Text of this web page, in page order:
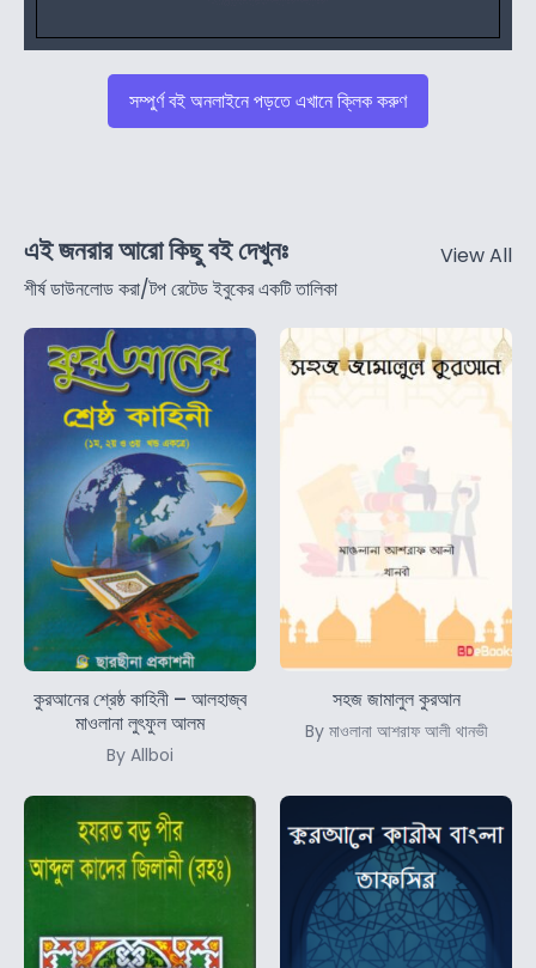
সম্পুর্ণ বই অনলাইনে পড়তে এখানে ক্লিক করুণ
এই জনরার আরো কিছু বই দেখুনঃ
শীর্ষ ডাউনলোড করা/টপ রেটেড ইবুকের একটি তালিকা
View All
কুরআনের শ্রেষ্ঠ কাহিনী – আলহাজ্ব
মাওলানা লুৎফুল আলম
By Allboi
সহজ জামালুল কুরআন
By মাওলানা আশরাফ আলী থানভী